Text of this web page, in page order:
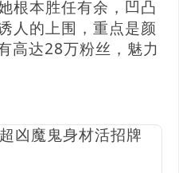
根本胜任有余，凹凸
人的上围，重点是颜
高达28万粉丝，魅力